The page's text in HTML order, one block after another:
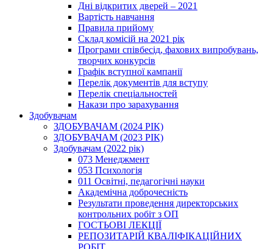
Дні відкритих дверей – 2021
Вартість навчання
Правила прийому
Склад комісій на 2021 рік
Програми співбесід, фахових випробувань,
творчих конкурсів
Графік вступної кампанії
Перелік документів для вступу
Перелік спеціальностей
Накази про зарахування
Здобувачам
ЗДОБУВАЧАМ (2024 РІК)
ЗДОБУВАЧАМ (2023 РІК)
Здобувачам (2022 рік)
073 Менеджмент
053 Психологія
011 Освітні, педагогічні науки
Академічна доброчесність
Результати проведення директорських
контрольних робіт з ОП
ГОСТЬОВІ ЛЕКЦІЇ
РЕПОЗИТАРІЙ КВАЛІФІКАЦІЙНИХ
РОБІТ